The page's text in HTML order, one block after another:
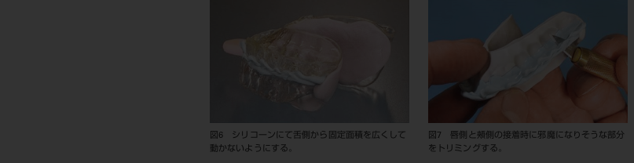
図6 シリコーンにて舌側から固定面積を広くして
動かないようにする。
図7 唇側と頰側の接着時に邪魔になりそうな部分
をトリミングする。